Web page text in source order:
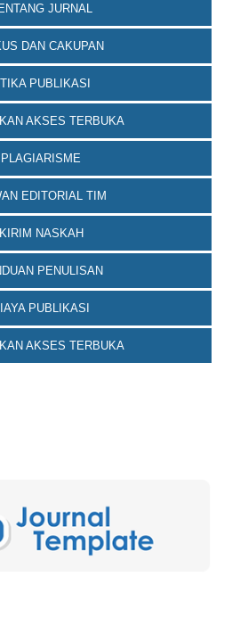
JURNAL
DAN CAKUPAN
PUBLIKASI
AKSES TERBUKA
PLAGIARISME
EDITORIAL TIM
KIRIM NASKAH
PENULISAN
PUBLIKASI
AKSES TERBUKA